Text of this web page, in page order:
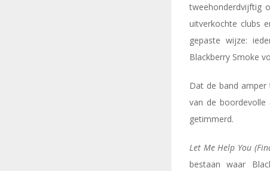
tweehonderdvijftig
uitverkochte clubs
gepaste wijze:
Blackberry Smoke
Dat de band
van de boordevolle
getimmerd.
Let Me Help You
bestaan waar